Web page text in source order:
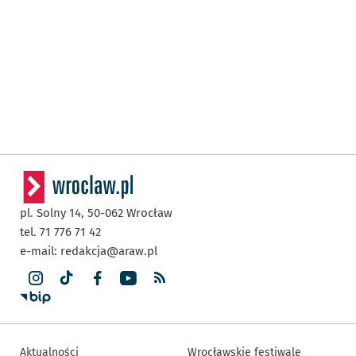
pl. Solny 14, 50-062 Wrocław
tel. 71 776 71 42
e-mail: redakcja@araw.pl
Aktualności Wrocławskie festiwale